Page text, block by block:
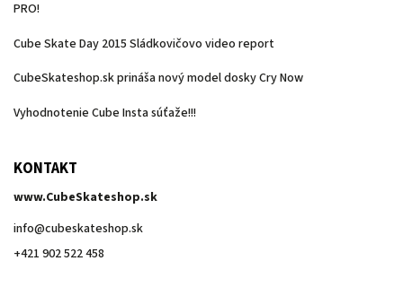
PRO!
Cube Skate Day 2015 Sládkovičovo video report
CubeSkateshop.sk prináša nový model dosky Cry Now
Vyhodnotenie Cube Insta súťaže!!!
KONTAKT
www.CubeSkateshop.sk
info@cubeskateshop.sk
+421 902 522 458